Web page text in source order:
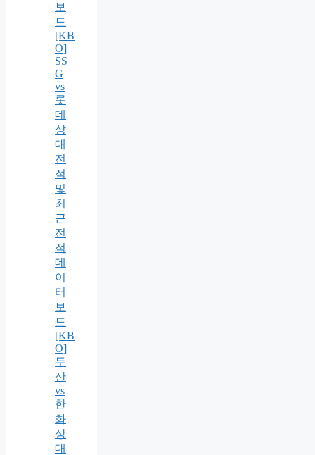
보
드
[KB
O]
SS
G
vs
롯
데
상
대
전
적
및
최
근
전
적
데
이
터
보
드
[KB
O]
두
산
vs
한
화
상
대